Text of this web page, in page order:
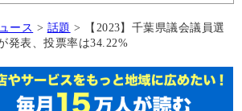
ース > 話題 >
【2023】千葉県議会議員選
発表、投票率は34.22%